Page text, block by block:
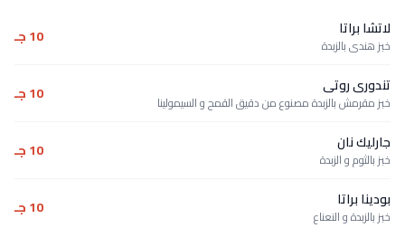
لاتشا براتا
خبز هندى بالزبدة 10 جـ
تندورى روتى
خبز مقرمش بالزبدة مصنوع من دقيق القمح و السيمولينا 10 جـ
جارليك نان
خبز بالثوم و الزبدة 10 جـ
بودينا براتا
خبز بالزبدة و النعناع 10 جـ